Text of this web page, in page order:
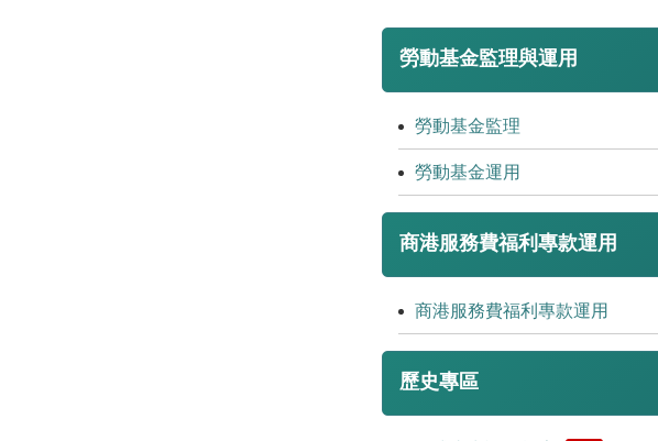
勞動基金監理與運用
勞動基金監理
勞動基金運用
商港服務費福利專款運用
商港服務費福利專款運用
歷史專區